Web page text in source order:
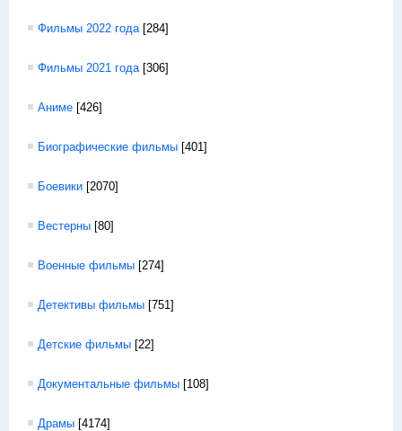
Фильмы 2022 года [284]
Фильмы 2021 года [306]
Аниме [426]
Биографические фильмы [401]
Боевики [2070]
Вестерны [80]
Военные фильмы [274]
Детективы фильмы [751]
Детские фильмы [22]
Документальные фильмы [108]
Драмы [4174]